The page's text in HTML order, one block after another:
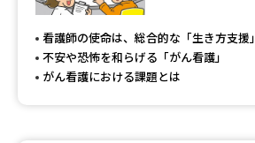
受験準備
看護師の使命は、総合的な「生き方支援」
不安や恐怖を和らげる「がん看護」
がん看護における課題とは